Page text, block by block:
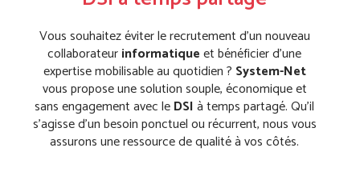
Vous souhaitez éviter le recrutement d’un nouveau
collaborateurinformatiqueet bénéficier d’une
expertise mobilisable au quotidien ? System-Net
vous propose une solution souple, économique et
sans engagement avec leDSIà temps partagé. Qu’il
s’agisse d’un besoin ponctuel ou récurrent, nous vous
assurons une ressource de qualité à vos côtés.